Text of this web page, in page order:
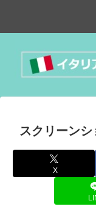
スクリーン
X